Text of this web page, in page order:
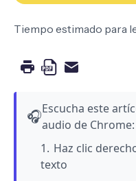
Tiempo estimado para
🎧Escucha este
audio de Chrome:
Haz clic
texto